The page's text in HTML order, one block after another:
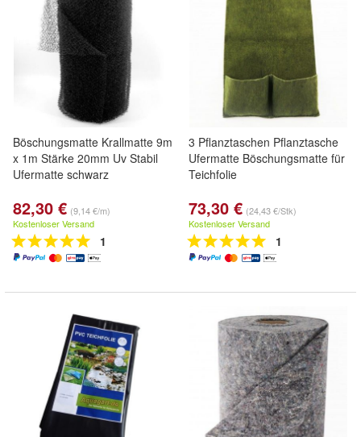
Böschungsmatte Krallmatte 9m
x 1m Stärke 20mm Uv Stabil
Ufermatte schwarz
82,30 € (9,14 €/m)
Kostenloser Versand
1
3 Pflanztaschen Pflanztasche
Ufermatte Böschungsmatte für
Teichfolie
73,30 € (24,43 €/Stk)
Kostenloser Versand
1